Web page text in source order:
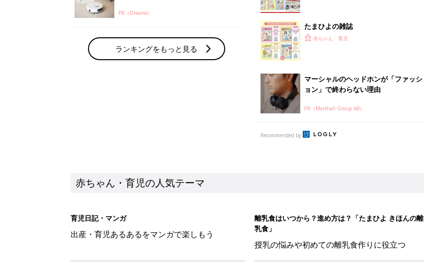
PR（Dreame）
ランキングをもっと見る
たまひよの雑誌
赤ちゃん・育児
マーシャルのヘッドホンが「ファッシ
ョン」で終わらない理由
PR（Marshall Group AB）
Recommended by
赤ちゃん・育児の人気テーマ
育児日記・マンガ
出産・育児あるあるをマンガで楽しもう
離乳食はいつから？進め方は？「たまひよ きほんの離
乳食」
授乳の悩みや初めての離乳食作りに役立つ